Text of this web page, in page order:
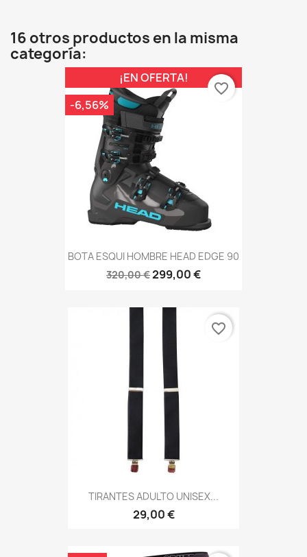
16 otros productos en la misma
categoría:
BOTA ESQUI HOMBRE HEAD EDGE 90
320,00 €299,00 €
¡EN OFERTA!
-6,56%
favorite_border
TIRANTES ADULTO UNISEX...
29,00 €
favorite_border